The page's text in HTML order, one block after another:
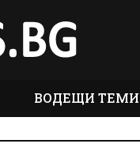
ВОДЕЩИ ТЕМИ